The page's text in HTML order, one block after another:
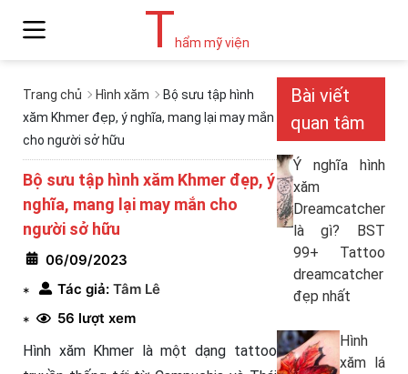
Thẩm mỹ viện
Trang chủ Hình xăm
Bộ sưu tập hình
xăm Khmer đẹp, ý nghĩa, mang lại may mắn
cho người sở hữu
Bộ sưu tập hình xăm Khmer đẹp, ý
nghĩa, mang lại may mắn cho
người sở hữu
06/09/2023
*
Tác giả: Tâm Lê
*
56 lượt xem
Hình xăm Khmer là một dạng tattoo
Bài viết
quan tâm
Ý nghĩa hình
xăm
Dreamcatcher
là gì? BST
99+ Tattoo
dreamcatcher
đẹp nhất
Hình
xăm lá